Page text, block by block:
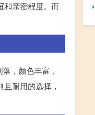
和亲密程度。而
，颜色丰富，
耐用的选择，